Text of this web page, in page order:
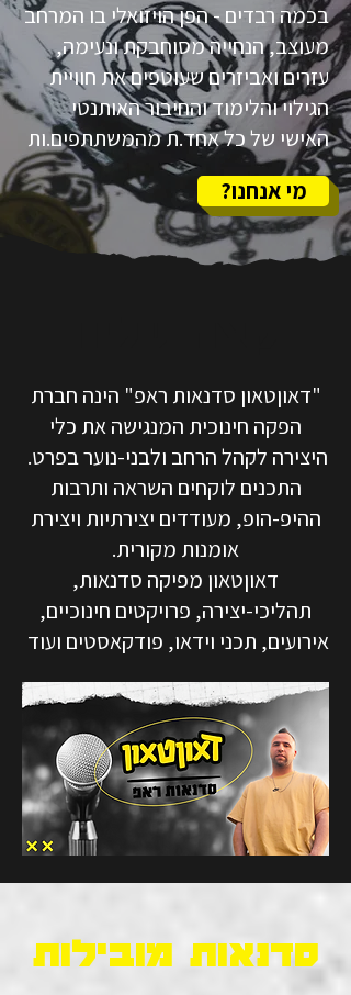
בכמה רבדים - הפן הויזואלי בו המרחב
מעוצב, הנחייה מסוחבקת ונעימה,
עזרים ואביזרים שעוטפים את חוויית
הגילוי והלימוד והחיבור האותנטי
האישי של כל אחד.ת מהמשתתפים.ות
מי אנחנו?
"דאוןטאון סדנאות ראפ" הינה חברת
הפקה חינוכית המנגישה את כלי
היצירה לקהל הרחב ולבני-נוער בפרט.
התכנים לוקחים השראה ותרבות
ההיפ-הופ, מעודדים יצירתיות ויצירת
אומנות מקורית.
דאוןטאון מפיקה סדנאות,
תהליכי-יצירה, פרויקטים חינוכיים,
אירועים, תכני וידאו, פודקאסטים ועוד
סדנאות מובילות